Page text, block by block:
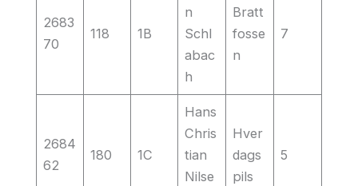
2683
70
118 1B
n
Schl
abac
h
Bratt
fosse
n
7
2684
62
180 1C
Hans
Chris
tian
Nilse
Hver
dags
pils
5